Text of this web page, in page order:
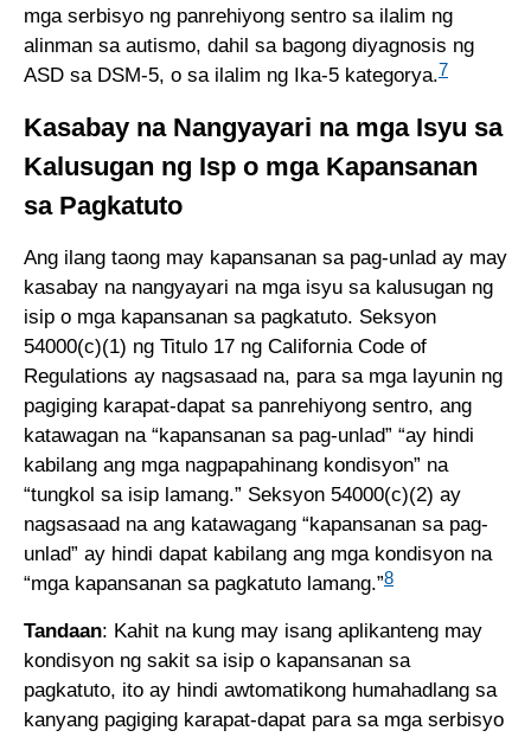
mga serbisyo ng panrehiyong sentro sa ilalim ng
alinman sa autismo, dahil sa bagong diyagnosis ng
ASD sa DSM-5, o sa ilalim ng Ika-5 kategorya.7
Kasabay na Nangyayari na mga Isyu sa
Kalusugan ng Isp o mga Kapansanan
sa Pagkatuto
Ang ilang taong may kapansanan sa pag-unlad ay may
kasabay na nangyayari na mga isyu sa kalusugan ng
isip o mga kapansanan sa pagkatuto. Seksyon
54000(c)(1) ng Titulo 17 ng California Code of
Regulations ay nagsasaad na, para sa mga layunin ng
pagiging karapat-dapat sa panrehiyong sentro, ang
katawagan na “kapansanan sa pag-unlad” “ay hindi
kabilang ang mga nagpapahinang kondisyon” na
“tungkol sa isip lamang.” Seksyon 54000(c)(2) ay
nagsasaad na ang katawagang “kapansanan sa pag-
unlad” ay hindi dapat kabilang ang mga kondisyon na
“mga kapansanan sa pagkatuto lamang.”8
Tandaan: Kahit na kung may isang aplikanteng may
kondisyon ng sakit sa isip o kapansanan sa
pagkatuto, ito ay hindi awtomatikong humahadlang sa
kanyang pagiging karapat-dapat para sa mga serbisyo